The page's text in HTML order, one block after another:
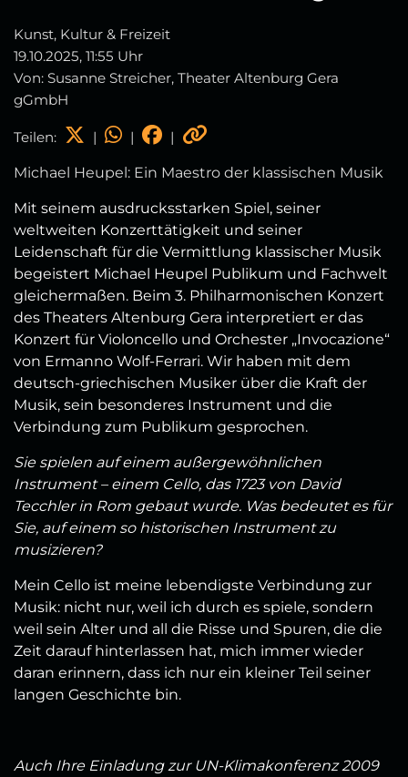
Kunst, Kultur & Freizeit
19.10.2025, 11:55 Uhr
Von: Susanne Streicher, Theater Altenburg Gera
gGmbH
Teilen: | | |
Michael Heupel: Ein Maestro der klassischen Musik
Mit seinem ausdrucksstarken Spiel, seiner
weltweiten Konzerttätigkeit und seiner
Leidenschaft für die Vermittlung klassischer Musik
begeistert Michael Heupel Publikum und Fachwelt
gleichermaßen. Beim 3. Philharmonischen Konzert
des Theaters Altenburg Gera interpretiert er das
Konzert für Violoncello und Orchester „Invocazione“
von Ermanno Wolf-Ferrari. Wir haben mit dem
deutsch-griechischen Musiker über die Kraft der
Musik, sein besonderes Instrument und die
Verbindung zum Publikum gesprochen.
Sie spielen auf einem außergewöhnlichen
Instrument – einem Cello, das 1723 von David
Tecchler in Rom gebaut wurde. Was bedeutet es für
Sie, auf einem so historischen Instrument zu
musizieren?
Mein Cello ist meine lebendigste Verbindung zur
Musik: nicht nur, weil ich durch es spiele, sondern
weil sein Alter und all die Risse und Spuren, die die
Zeit darauf hinterlassen hat, mich immer wieder
daran erinnern, dass ich nur ein kleiner Teil seiner
langen Geschichte bin.
Auch Ihre Einladung zur UN-Klimakonferenz 2009